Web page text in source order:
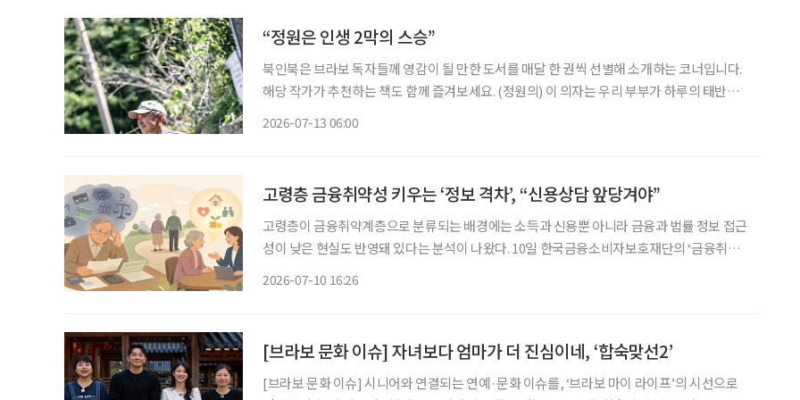
“정원은 인생 2막의 스승”
북인북은 브라보 독자들께 영감이 될 만한 도서를 매달 한 권씩 선별해 소개하는 코너입니다.
해당 작가가 추천하는 책도 함께 즐겨보세요. (정원의) 이 의자는 우리 부부가 하루의 태반을
2026-07-13 06:00
고령층 금융취약성 키우는 ‘정보 격차’, “신용상담 앞당겨야”
고령층이 금융취약계층으로 분류되는 배경에는 소득과 신용뿐 아니라 금융과 법률 정보 접근
성이 낮은 현실도 반영돼 있다는 분석이 나왔다. 10일 한국금융소비자보호재단의 ‘금융취약
2026-07-10 16:26
[브라보 문화 이슈] 자녀보다 엄마가 더 진심이네, ‘합숙맞선2’
[브라보 문화 이슈] 시니어와 연결되는 연예·문화 이슈를, ‘브라보 마이 라이프’의 시선으로